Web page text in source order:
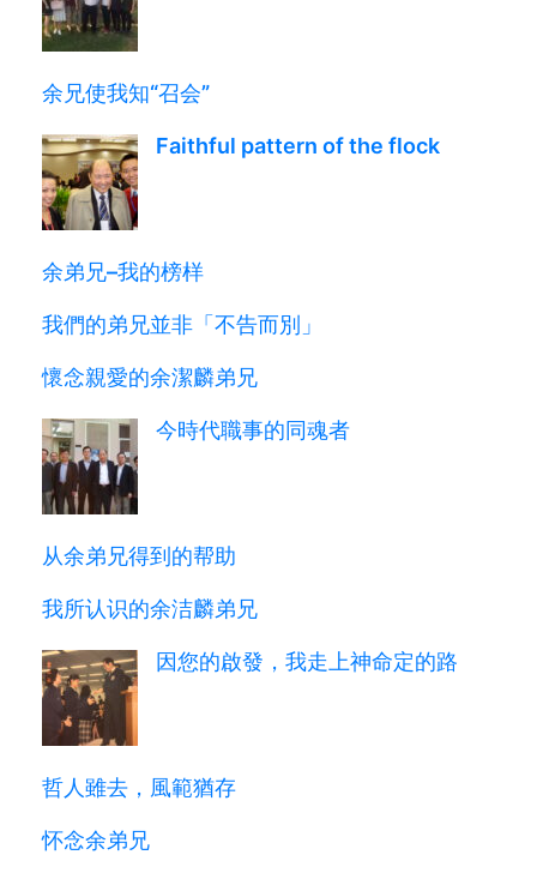
余兄使我知“召会”
Faithful pattern of the flock
余弟兄–我的榜样
我們的弟兄並非「不告而別」
懷念親愛的余潔麟弟兄
今時代職事的同魂者
从余弟兄得到的帮助
我所认识的余洁麟弟兄
因您的啟發，我走上神命定的路
哲人雖去，風範猶存
怀念余弟兄